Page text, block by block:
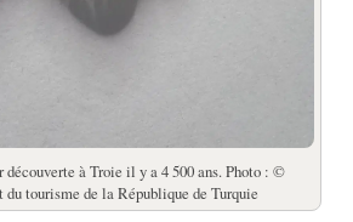
découverte à Troie il y a 4 500 ans. Photo : ©
tourisme de la République de Turquie